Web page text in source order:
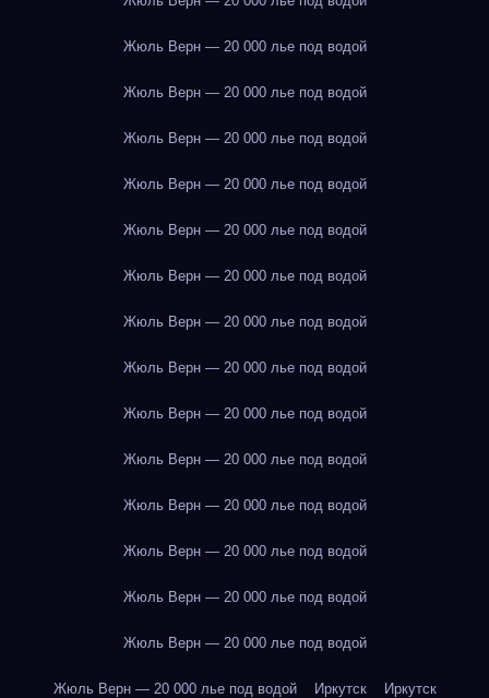
Жюль Верн — 20 000 лье под водой
Жюль Верн — 20 000 лье под водой
Жюль Верн — 20 000 лье под водой
Жюль Верн — 20 000 лье под водой
Жюль Верн — 20 000 лье под водой
Жюль Верн — 20 000 лье под водой
Жюль Верн — 20 000 лье под водой
Жюль Верн — 20 000 лье под водой
Жюль Верн — 20 000 лье под водой
Жюль Верн — 20 000 лье под водой
Жюль Верн — 20 000 лье под водой
Жюль Верн — 20 000 лье под водой
Жюль Верн — 20 000 лье под водой
Жюль Верн — 20 000 лье под водой
Жюль Верн — 20 000 лье под водой Иркутск Иркутск